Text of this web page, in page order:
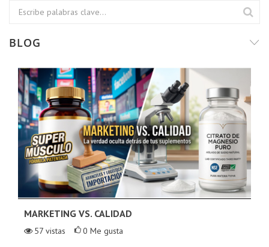
BLOG
MARKETING VS. CALIDAD
57 vistas 0 Me gusta